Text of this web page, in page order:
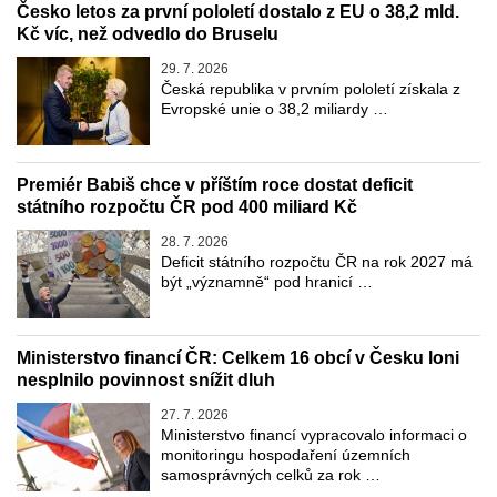
Česko letos za první pololetí dostalo z EU o 38,2 mld.
Kč víc, než odvedlo do Bruselu
29. 7. 2026
Česká republika v prvním pololetí získala z
Evropské unie o 38,2 miliardy …
Premiér Babiš chce v příštím roce dostat deficit
státního rozpočtu ČR pod 400 miliard Kč
28. 7. 2026
Deficit státního rozpočtu ČR na rok 2027 má
být „významně“ pod hranicí …
Ministerstvo financí ČR: Celkem 16 obcí v Česku loni
nesplnilo povinnost snížit dluh
27. 7. 2026
Ministerstvo financí vypracovalo informaci o
monitoringu hospodaření územních
samosprávných celků za rok …